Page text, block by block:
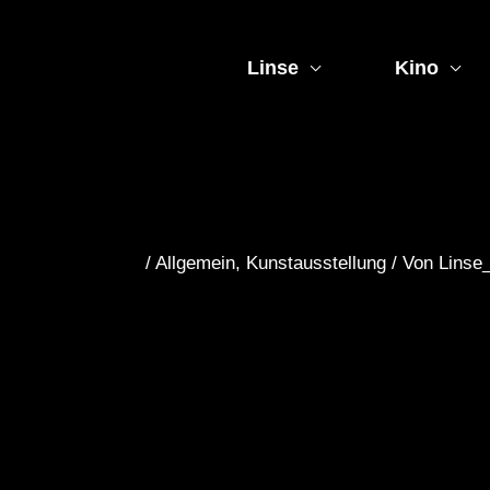
Linse Kino
/Allgemein, Kunstausstellung / Von